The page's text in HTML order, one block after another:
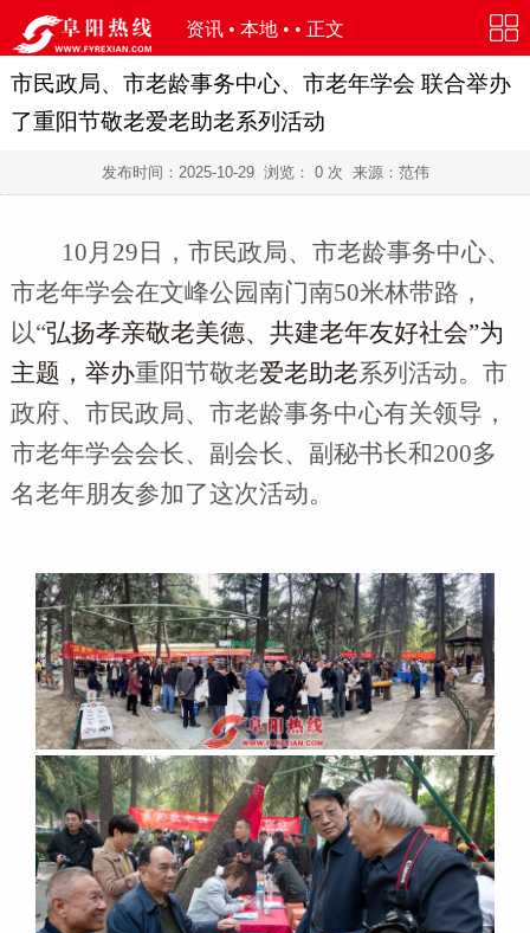
资讯 • 本地 • • 正文
市民政局、市老龄事务中心、市老年学会 联合举办
了重阳节敬老爱老助老系列活动
发布时间： 2025-10-29浏览： 0次 来源：范伟
10月 29 日 ， 市民政局、市老龄事务中心、
市老年学会在文峰公园南门南50米林带路 ，
以“弘扬孝亲敬老美德、共建老年友好社会”为
主题，举办重阳节敬老爱老助老系列 活动。市
政府、市民政局、 市老龄事务中心有关领导 ，
市老年学会会长、副会长、副秘书长和200多
名老年朋友参加了这次活动。